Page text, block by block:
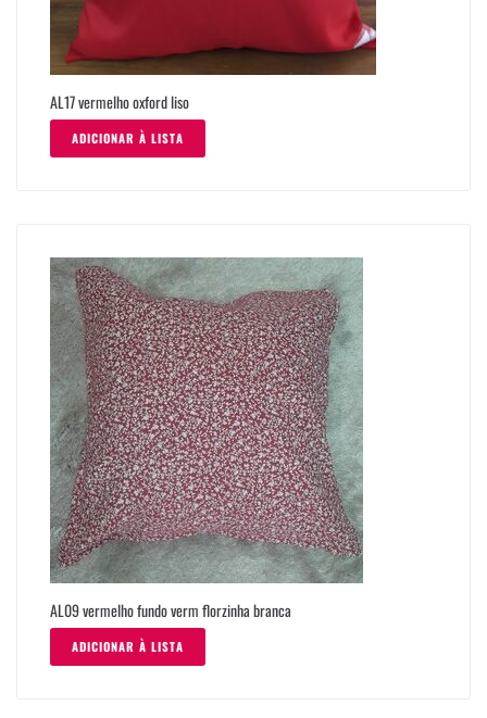
AL17 vermelho oxford liso
ADICIONAR À LISTA
AL09 vermelho fundo verm florzinha branca
ADICIONAR À LISTA